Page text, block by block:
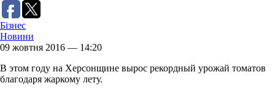
Бізнес
Новини
09 жовтня 2016 — 14:20
В этом году на Херсонщине вырос рекордный урожай томатов
благодаря жаркому лету.